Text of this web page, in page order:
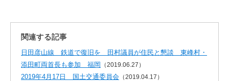
関連する記事
日田彦山線 鉄道で復旧を 田村議員が住民と懇談 東峰村・
添田町両首長も参加 福岡
（2019.06.27）
2019年4月17日 国土交通委員会 （2019.04.17）